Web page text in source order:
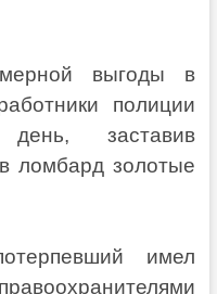
выгоды в
полиции
заставив
ломбард золотые
имел